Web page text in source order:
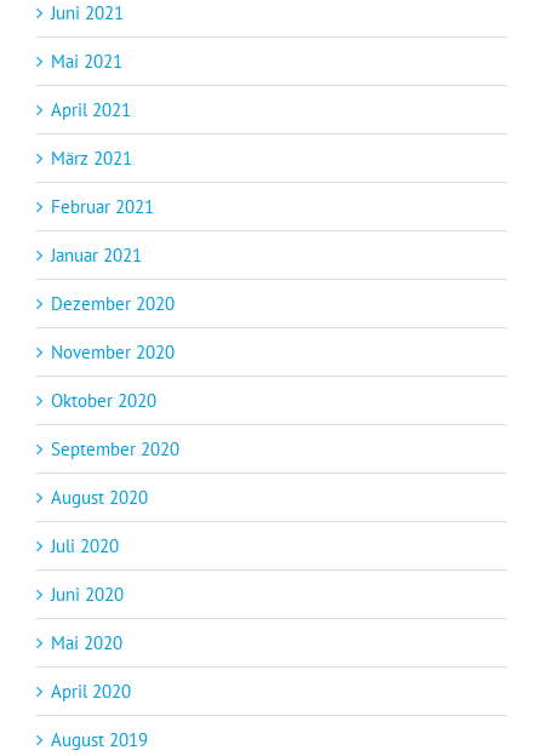
Juni 2021
Mai 2021
April 2021
März 2021
Februar 2021
Januar 2021
Dezember 2020
November 2020
Oktober 2020
September 2020
August 2020
Juli 2020
Juni 2020
Mai 2020
April 2020
August 2019